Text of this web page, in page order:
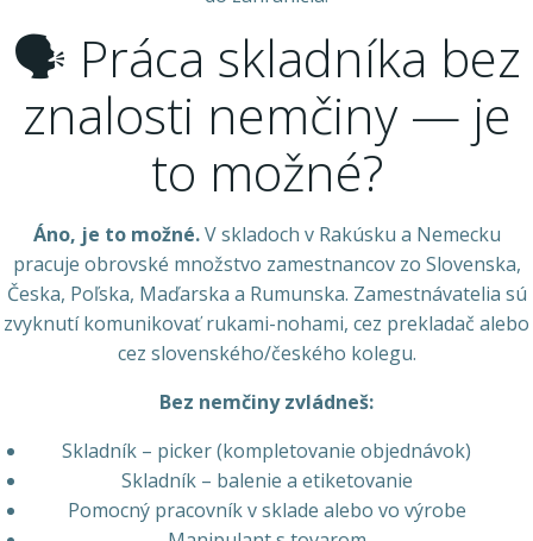
🗣️ Práca skladníka bez
znalosti nemčiny — je
to možné?
Áno, je to možné.V skladoch v Rakúsku a Nemecku
pracuje obrovské množstvo zamestnancov zo Slovenska,
Česka, Poľska, Maďarska a Rumunska. Zamestnávatelia sú
zvyknutí komunikovať rukami-nohami, cez prekladač alebo
cez slovenského/českého kolegu.
Bez nemčiny zvládneš:
Skladník – picker (kompletovanie objednávok)
Skladník – balenie a etiketovanie
Pomocný pracovník v sklade alebo vo výrobe